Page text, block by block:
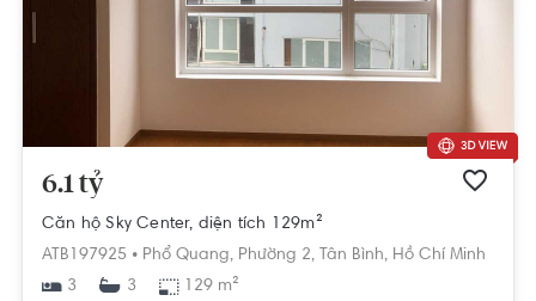
6.1 tỷ
Căn hộ Sky Center, diện tích 129m²
ATB197925 • Phổ Quang, Phường 2, Tân Bình, Hồ Chí Minh
3
3 129 m²